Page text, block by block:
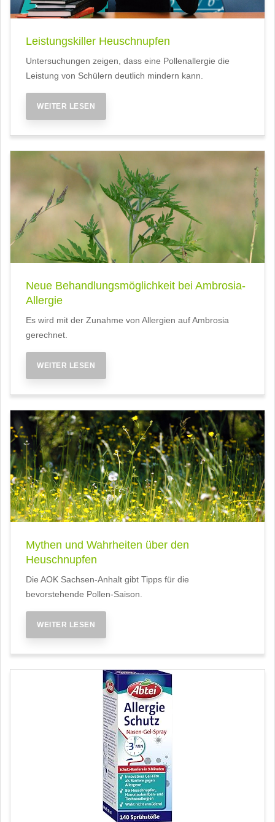
Leistungskiller Heuschnupfen
Untersuchungen zeigen, dass eine Pollenallergie die
Leistung von Schülern deutlich mindern kann.
WEITER LESEN
Neue Behandlungsmöglichkeit bei Ambrosia-
Allergie
Es wird mit der Zunahme von Allergien auf Ambrosia
gerechnet.
WEITER LESEN
Mythen und Wahrheiten über den
Heuschnupfen
Die AOK Sachsen-Anhalt gibt Tipps für die
bevorstehende Pollen-Saison.
WEITER LESEN